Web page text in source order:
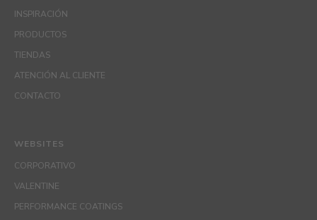
INSPIRACIÓN
PRODUCTOS
TIENDAS
ATENCIÓN AL CLIENTE
CONTACTO
WEBSITES
CORPORATIVO
VALENTINE
PERFORMANCE COATINGS